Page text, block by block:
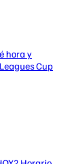
hora y
Cup